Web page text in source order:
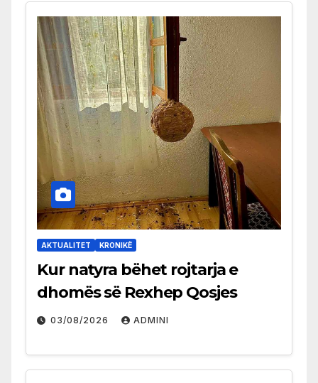
AKTUALITET KRONIKË
Kur natyra bëhet rojtarja e
dhomës së Rexhep Qosjes
03/08/2026 ADMINI